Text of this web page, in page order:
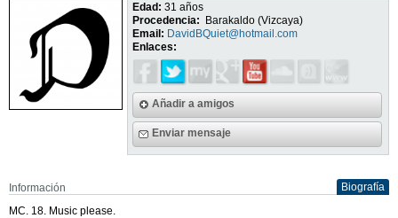
Edad: 31 años
Procedencia:
Barakaldo (Vizcaya)
Email: DavidBQuiet@hotmail.com
Enlaces:
Añadir a amigos
Enviar mensaje
Información
Biografía
MC. 18. Music please.